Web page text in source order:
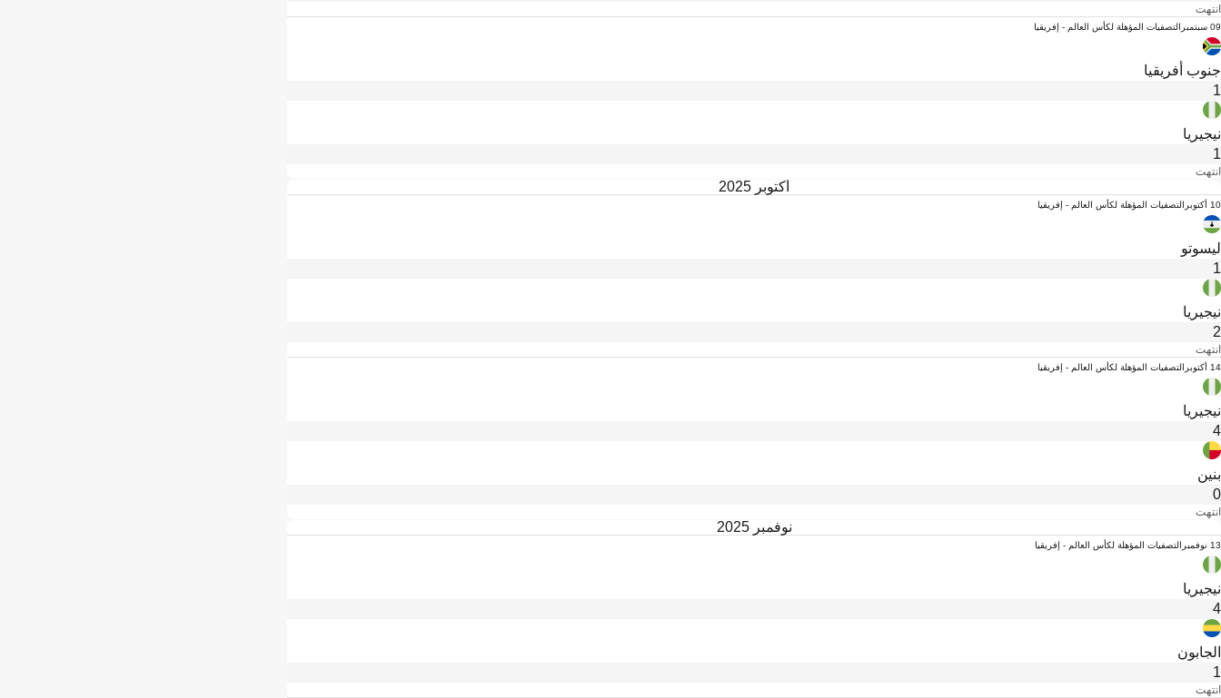
انتهت
09 سبتمبر التصفيات المؤهلة لكأس العالم - إفريقيا
جنوب أفريقيا
1
نيجيريا
1
انتهت
أكتوبر 2025
10 أكتوبر التصفيات المؤهلة لكأس العالم - إفريقيا
ليسوتو
1
نيجيريا
2
انتهت
14 أكتوبر التصفيات المؤهلة لكأس العالم - إفريقيا
نيجيريا
4
بنين
0
انتهت
نوفمبر 2025
13 نوفمبر التصفيات المؤهلة لكأس العالم - إفريقيا
نيجيريا
4
الجابون
1
انتهت